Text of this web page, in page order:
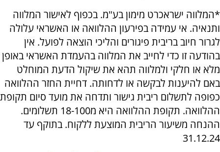
*המלווה ישראכרט מימון בע"מ. בכפוף לאישור המלווה
ותנאיה. אי עמידה בפירעון ההלוואה או האשראי עלולה
לגרור חיוב בריבית פיגורים והליכי הוצאה לפועל. אין
בהודעה זו כדי לחייב את המלווה בהעמדת האשראי באופן
מלא או חלקי ולמלווה תהא את שיקול הדעת המוחלט
באם להיענות לבקשה או לדחותה. דחיית החזר ההלוואה
כפופה לתשלום ריבית גישור ותדחה את מועד סיום תקופת
ההלוואה. תקופת ההלוואה היא מ18-100 תשלומים.
ההנחה משיעור הריבית המוצעת ללקוח. בתוקף עד
31.12.24